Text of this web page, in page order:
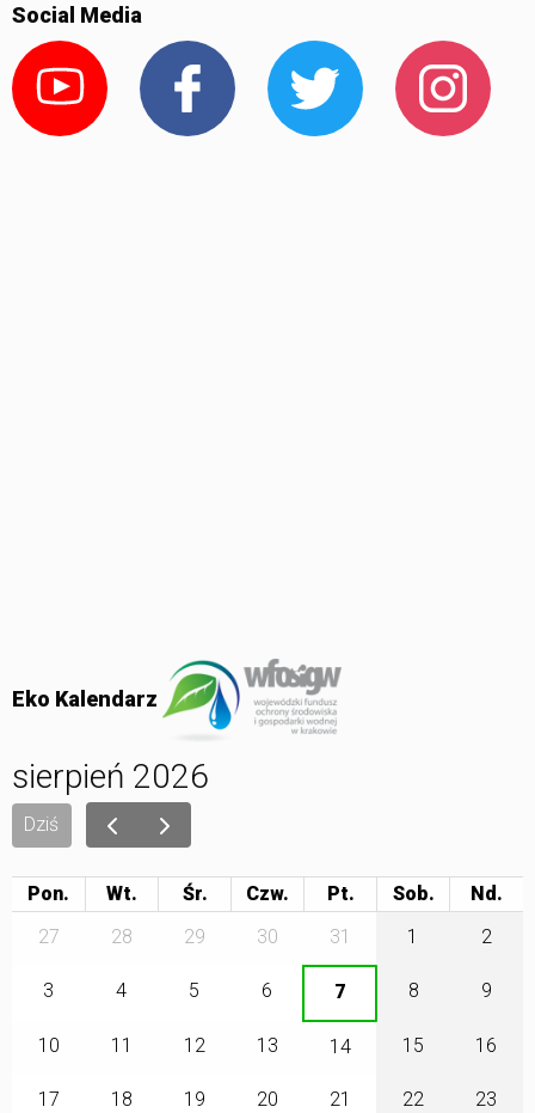
Social Media
Eko Kalendarz
sierpień 2026
Dziś
Pon. Wt. Śr. Czw. Pt.
Sob.
27
28 29 30 31 1 2
3 4 5 6 7 8 9
10 11 12 13 14 15 16
17 18 19 20 21 22 23